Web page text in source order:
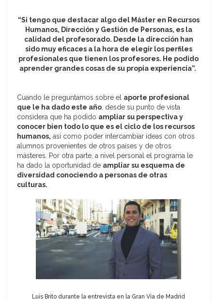
“Si tengo que destacar algo del Máster en Recursos
Humanos, Dirección y Gestión de Personas, es la
calidad del profesorado. Desde la dirección han
sido muy eficaces a la hora de elegir los perfiles
profesionales que tienen los profesores. He podido
aprender grandes cosas de su propia experiencia”.
Cuando le preguntamos sobre el aporte profesional
que le ha dado este año, desde su punto de vista
considera que ha podido ampliar su perspectiva y
conocer bien todo lo que es el ciclo de los recursos
humanos, así como poder intercambiar ideas con otros
alumnos provenientes de otros países y de otros
másteres. Por otra parte, a nivel personal el programa le
ha dado la oportunidad de ampliar su esquema de
diversidad conociendo a personas de otras
culturas.
Luis Brito durante la entrevista en la Gran Vía de Madrid